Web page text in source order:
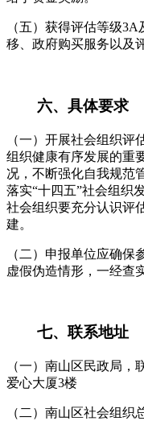
（五）获得评估等级
移、政府购买服务以及
六、具体要求
（一）开展社会组织
组织健康有序发展的重
况，不断强化自我规范
落实“十四五”社会组织
社会组织要充分认识评
建。
（二）申报单位应确
虚假伪造情形，一经查
七、联系地址
（一）南山区民政局，
爱心大厦3楼
（二）南山区社会组